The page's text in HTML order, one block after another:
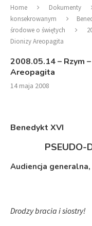
Home Dokumenty
konsekrowanym
środowe o świętych
Dionizy Areopagita
2008.05.14 – Rzym
Areopagita
14 maja 2008
Benedykt XVI
PSEUDO-
Audiencja generalna,
Drodzy bracia i siostry!